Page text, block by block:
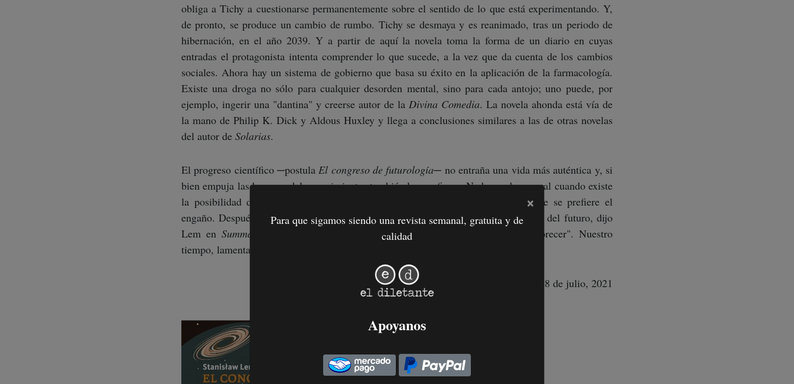
obliga a Tichy a cuestionarse permanentemente sobre el sentido de lo que está experimentando. Y,
de pronto, se produce un cambio de rumbo. Tichy se desmaya y es reanimado, tras un periodo de
hibernación, en el año 2039. Y a partir de aquí la novela toma la forma de un diario en cuyas
entradas el protagonista intenta comprender lo que sucede, a la vez que da cuenta de los cambios
sociales. Ahora hay un sistema de gobierno que basa su éxito en la aplicación de la farmacología.
Existe una droga no sólo para cualquier desorden mental, sino para cada antojo; uno puede, por
ejemplo, ingerir una "dantina" y creerse autor de la Divina Comedia. La novela ahonda está vía de
la mano de Philip K. Dick y Aldous Huxley y llega a conclusiones similares a las de otras novelas
del autor de Solarias.
El progreso científico ─postulaEl congreso de futurología─ no entraña una vida más auténtica y, si
bien empuja las barreras del conocimiento, también las confirma. Nada puede ser real cuando existe
la posibilidad de manipular la percepción y, menos aún, cuando voluntariamente se prefiere el
engaño. Después de todo, la realidad no es sino un delirio consensuado. Ocuparse del futuro, dijo
Lem en Summa Technologia
, es "examinar las espinas de las rosas aún por florecer". Nuestro
tiempo, lamentablemente, conoce un jardín de rosas marchitas.
28 de julio, 2021
×
Para que sigamos siendo una revista semanal, gratuita y de
calidad
Apoyanos